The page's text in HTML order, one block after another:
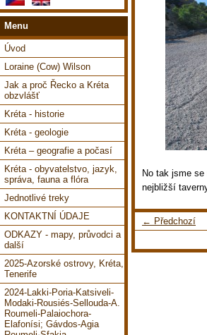
No tak jsme
nejbližší
← Předchozí
Menu
Úvod
Loraine (Cow) Wilson
Jak a proč Řecko a Kréta
obzvlášť
Kréta - historie
Kréta - geologie
Kréta – geografie a počasí
Kréta - obyvatelstvo, jazyk,
správa, fauna a flóra
Jednotlivé treky
KONTAKTNÍ ÚDAJE
ODKAZY - mapy, průvodci a
další
2025-Azorské ostrovy, Kréta,
Tenerife
2024-Lakki-Poria-Katsiveli-
Modaki-Rousiés-Sellouda-A.
Roumeli-Palaiochora-
Elafonísi; Gávdos-Agia